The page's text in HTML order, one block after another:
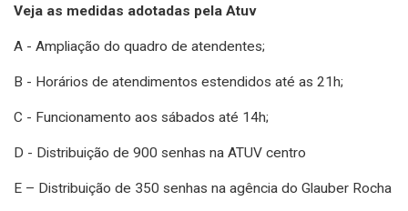
Veja as medidas adotadas pela Atuv
A - Ampliação do quadro de atendentes;
B - Horários de atendimentos estendidos até as 21h;
C - Funcionamento aos sábados até 14h;
D - Distribuição de 900 senhas na ATUV centro
E – Distribuição de 350 senhas na agência do Glauber Rocha